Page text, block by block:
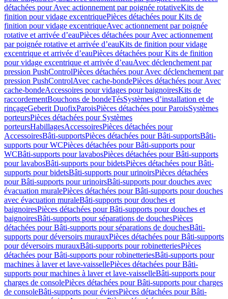
détachées pour Avec actionnement par poignée rotativeKits de
finition pour vidage excentriquePièces détachées pour Kits de
finition pour vidage excentriqueAvec actionnement par poignée
rotative et arrivée d’eauPièces détachées pour Avec actionnement
par poignée rotative et arrivée d’eauKits de finition pour vidage
excentrique et arrivée d’eauPièces détachées pour Kits de finition
pour vidage excentrique et arrivée d’eauAvec déclenchement par
pression PushControlPièces détachées pour Avec déclenchement par
pression PushControlAvec cache-bondePièces détachées pour Avec
cache-bondeAccessoires pour vidages pour baignoiresKits de
raccordementBouchons de bondeTésSystèmes d’installation et de
rinçageGeberit DuofixParoisPièces détachées pour ParoisSystèmes
porteursPièces détachées pour Systèmes
porteursHabillagesAccessoiresPièces détachées pour
AccessoiresBâti-supportsPièces détachées pour Bâti-supportsBâti-
supports pour WCPièces détachées pour Bâti-supports pour
WCBâti-supports pour lavabosPièces détachées pour Bâti-supports
pour lavabosBâti-supports pour bidetsPièces détachées pour Bâti-
supports pour bidetsBâti-supports pour urinoirsPièces détachées
pour Bâti-supports pour urinoirsBâti-supports pour douches avec
évacuation muralePièces détachées pour Bâti-supports pour douches
avec évacuation muraleBâti-supports pour douches et
baignoiresPièces détachées pour Bâti-supports pour douches et
baignoiresBâti-supports pour séparations de douchesPièces
détachées pour Bâti-supports pour séparations de douchesBâti-
supports pour déversoirs murauxPièces détachées pour Bâti-supports
pour déversoirs murauxBâti-supports pour robinetteriesPièces
détachées pour Bâti-supports pour robinetteriesBâti-supports pour
machines à laver et lave-vaissellePièces détachées pour Bâti-
supports pour machines à laver et lave-vaisselleBâti-supports pour
charges de consolePièces détachées pour Bâti-supports pour charges
de consoleBâti-supports pour éviersPièces détachées pour Bâti-